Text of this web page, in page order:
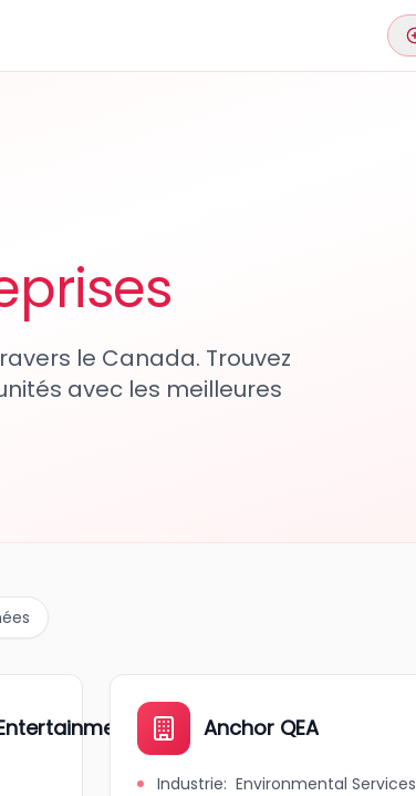
le Canada. Trouvez
avec les meilleures
* Shopping * Events * Radio
Anchor QEA
Industrie: Environmental Services